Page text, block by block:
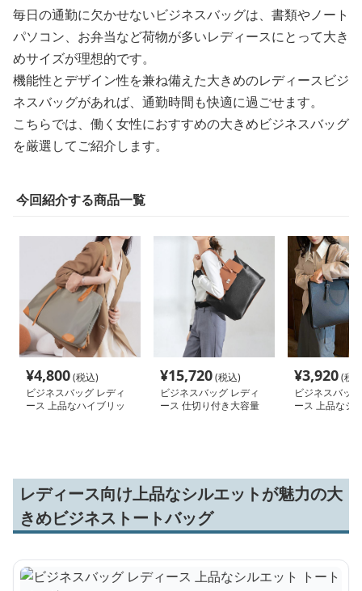
毎日の通勤に欠かせないビジネスバッグは、書類やノート
パソコン、お弁当など荷物が多いレディースにとって大き
めサイズが理想的です。
機能性とデザイン性を兼ね備えた大きめのレディースビジ
ネスバッグがあれば、通勤時間も快適に過ごせます。
こちらでは、働く女性におすすめの大きめビジネスバッグ
を厳選してご紹介します。
今回紹介する商品一覧
¥4,800(税込)
ビジネスバッグ レディ
ース 上品なハイブリッ
¥15,720(税込)
ビジネスバッグ レディ
ース 仕切り付き大容量
¥3,920(税
ビジネスバッ
ース 上品なシ
レディース向け上品なシルエットが魅力の大
きめビジネストートバッグ